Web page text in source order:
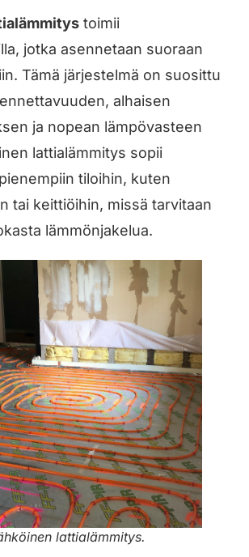
toimii
jotka asennetaan suoraan
Tämä järjestelmä on suosittu
alhaisen
ja nopean lämpövasteen
lattialämmitys sopii
tiloihin, kuten
tai keittiöihin, missä tarvitaan
lämmönjakelua.
lattialämmitys.